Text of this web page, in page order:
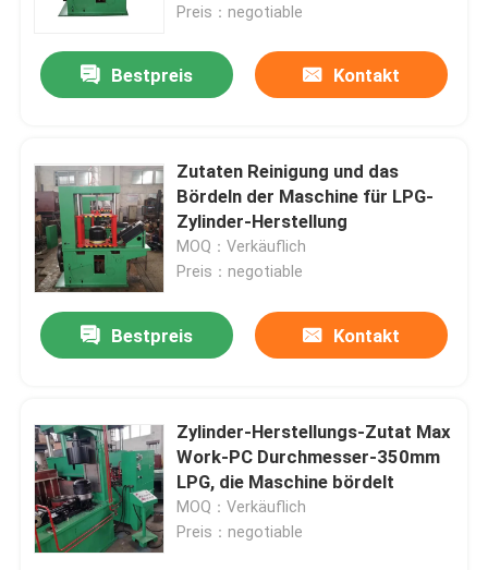
Preis：negotiable
Bestpreis Kontakt
Zutaten Reinigung und das
Bördeln der Maschine für LPG-
Zylinder-Herstellung
MOQ：Verkäuflich
Preis：negotiable
Bestpreis Kontakt
Zylinder-Herstellungs-Zutat Max
Work-PC Durchmesser-350mm
LPG, die Maschine bördelt
MOQ：Verkäuflich
Preis：negotiable